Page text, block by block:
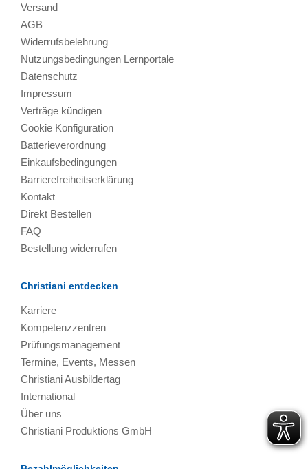
Versand
AGB
Widerrufsbelehrung
Nutzungsbedingungen Lernportale
Datenschutz
Impressum
Verträge kündigen
Cookie Konfiguration
Batterieverordnung
Einkaufsbedingungen
Barrierefreiheitserklärung
Kontakt
Direkt Bestellen
FAQ
Bestellung widerrufen
Christiani entdecken
Karriere
Kompetenzzentren
Prüfungsmanagement
Termine, Events, Messen
Christiani Ausbildertag
International
Über uns
Christiani Produktions GmbH